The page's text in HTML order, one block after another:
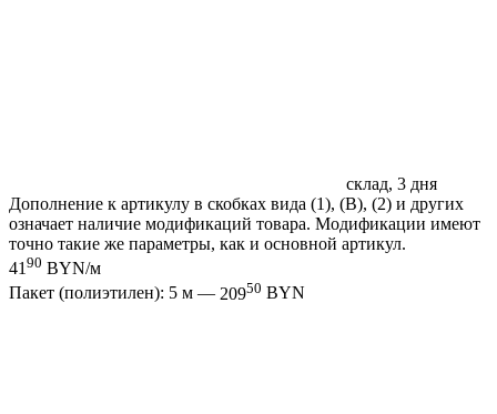
склад, 3 дня
Дополнение к артикулу в скобках вида (1), (B), (2) и других
означает наличие модификаций товара. Модификации имеют
точно такие же параметры, как и основной артикул.
41 90 BYN/м
Пакет (полиэтилен): 5 м — 20950 BYN